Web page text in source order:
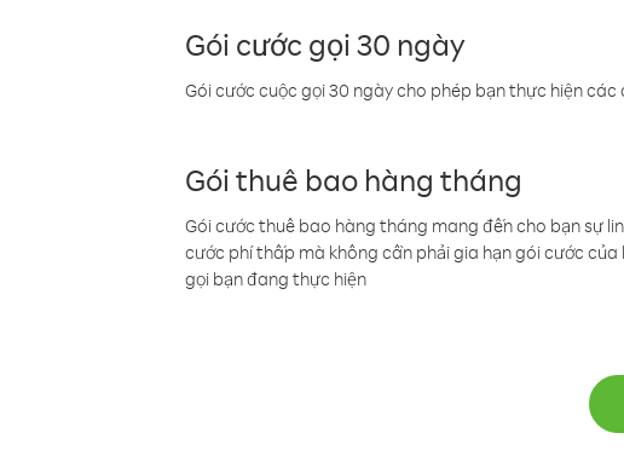
Gói cước gọi 30 ngày
Gói cước cuộc gọi 30 ngày cho phép bạn thực hiện
Gói thuê bao hàng tháng
Gói cước thuê bao hàng tháng mang đến cho bạn sự
cước phí thấp mà không cần phải gia hạn gói cước
gọi bạn đang thực hiện